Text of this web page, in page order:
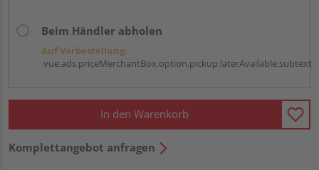
Beim Händler abholen
Auf Vorbestellung:
vue.ads.priceMerchantBox.option.pickup.laterAvailable.subtext
In den Warenkorb
Komplettangebot anfragen